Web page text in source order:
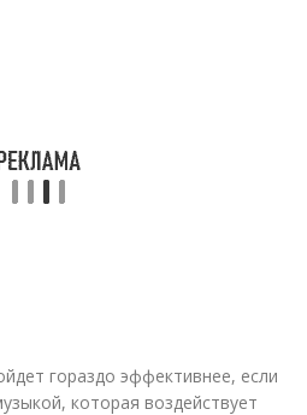
гораздо эффективнее, если
которая воздействует